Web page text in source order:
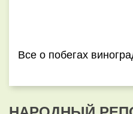
Все о побегах